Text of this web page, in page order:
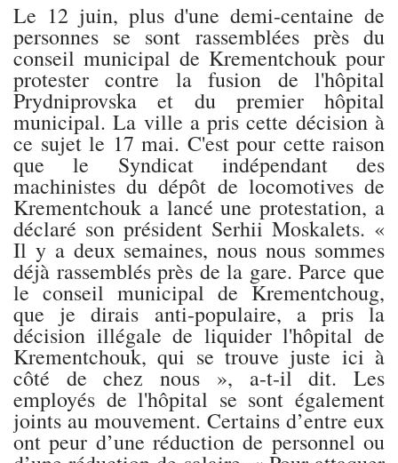
Le 12 juin, plus d'une demi-centaine de
personnes se sont rassemblées près du
conseil municipal de Krementchouk pour
protester contre la fusion de l'hôpital
Prydniprovska et du premier hôpital
municipal. La ville a pris cette décision à
ce sujet le 17 mai. C'est pour cette raison
que le Syndicat indépendant des
machinistes du dépôt de locomotives de
Krementchouk a lancé une protestation, a
déclaré son président Serhii Moskalets. «
Il y a deux semaines, nous nous sommes
déjà rassemblés près de la gare. Parce que
le conseil municipal de Krementchoug,
que je dirais anti-populaire, a pris la
décision illégale de liquider l'hôpital de
Krementchouk, qui se trouve juste ici à
côté de chez nous », a-t-il dit. Les
employés de l'hôpital se sont également
joints au mouvement. Certains d’entre eux
ont peur d’une réduction de personnel ou